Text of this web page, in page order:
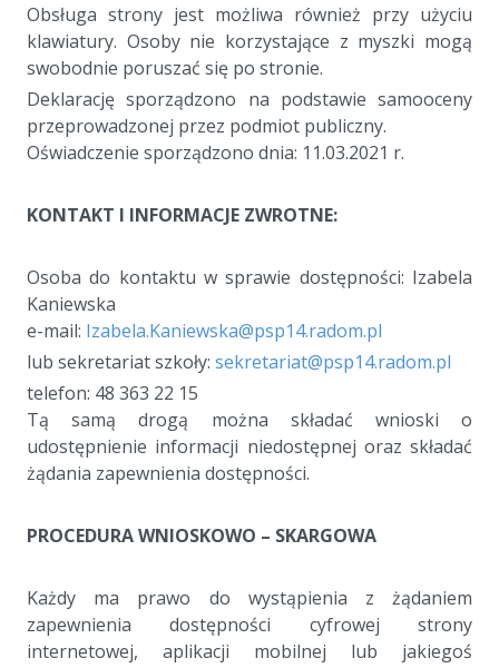
Obsługa strony jest możliwa również przy użyciu
klawiatury. Osoby nie korzystające z myszki mogą
swobodnie poruszać się po stronie.
Deklarację sporządzono na podstawie samooceny
przeprowadzonej przez podmiot publiczny.
Oświadczenie sporządzono dnia: 11.03.2021 r.
KONTAKT I INFORMACJE ZWROTNE:
Osoba do kontaktu w sprawie dostępności: Izabela
Kaniewska
e-mail: Izabela.Kaniewska@psp14.radom.pl
lub sekretariat szkoły: sekretariat@psp14.radom.pl
telefon: 48 363 22 15
Tą samą drogą można składać wnioski o
udostępnienie informacji niedostępnej oraz składać
żądania zapewnienia dostępności.
PROCEDURA WNIOSKOWO – SKARGOWA
Każdy ma prawo do wystąpienia z żądaniem
zapewnienia dostępności cyfrowej strony
internetowej, aplikacji mobilnej lub jakiegoś